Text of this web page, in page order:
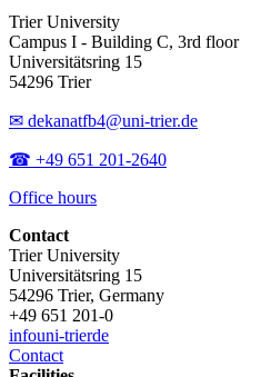
Trier University
Campus I - Building C, 3rd floor
Universitätsring 15
54296 Trier
✉ dekanatfb4@uni-trier.de
☎ +49 651 201-2640
Office hours
Contact
Trier University
Universitätsring 15
54296 Trier, Germany
+49 651 201-0
infouni-trierde
Contact